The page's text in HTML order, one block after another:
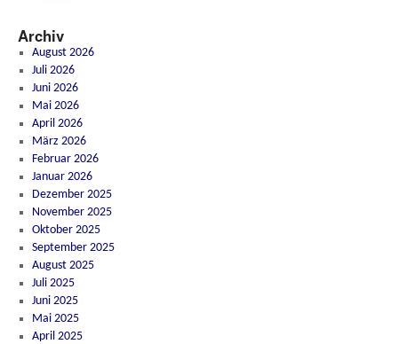
Archiv
August 2026
Juli 2026
Juni 2026
Mai 2026
April 2026
März 2026
Februar 2026
Januar 2026
Dezember 2025
November 2025
Oktober 2025
September 2025
August 2025
Juli 2025
Juni 2025
Mai 2025
April 2025